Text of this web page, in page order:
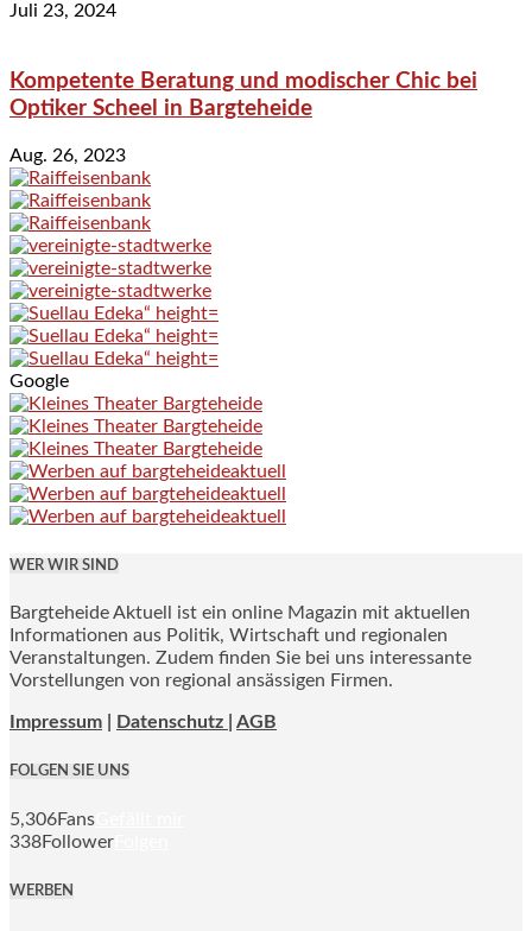
Juli 23, 2024
Kompetente Beratung und modischer Chic bei
Optiker Scheel in Bargteheide
Aug. 26, 2023
Google
WER WIR SIND
Bargteheide Aktuell ist ein online Magazin mit aktuellen
Informationen aus Politik, Wirtschaft und regionalen
Veranstaltungen. Zudem finden Sie bei uns interessante
Vorstellungen von regional ansässigen Firmen.
Impressum Datenschutz | AGB
FOLGEN SIE UNS
5,306Fans
338Follower
WERBEN